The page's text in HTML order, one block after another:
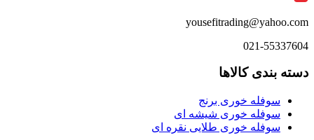
yousefitrading@yahoo.com
021-55337604
دسته بندی کالاها
سوفله خوری برنج
سوفله خوری شیشه ای
سوفله خوری طلایی نقره ای